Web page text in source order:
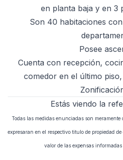
en planta baja y en 3
Son 40 habitaciones
Posee
Cuenta con recepción,
comedor en el último
Estás viendo la
Todas las medidas enunciadas son
expresaran en el respectivo titulo de propiedad
valor de las expensas